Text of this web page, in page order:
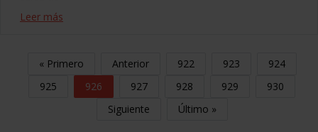
Leer más
« Primero Anterior 922 923
924
925
926 927 928 929
930
Siguiente
Último »